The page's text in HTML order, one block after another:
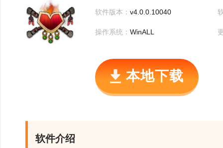
软件版本： v4.0.0.10040
操作系统： WinALL
本地下载
软件介绍